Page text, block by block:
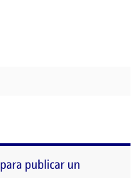
para publicar un